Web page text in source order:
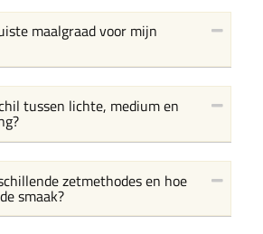
maalgraad voor mijn
tussen lichte, medium en
zetmethodes en hoe
smaak?